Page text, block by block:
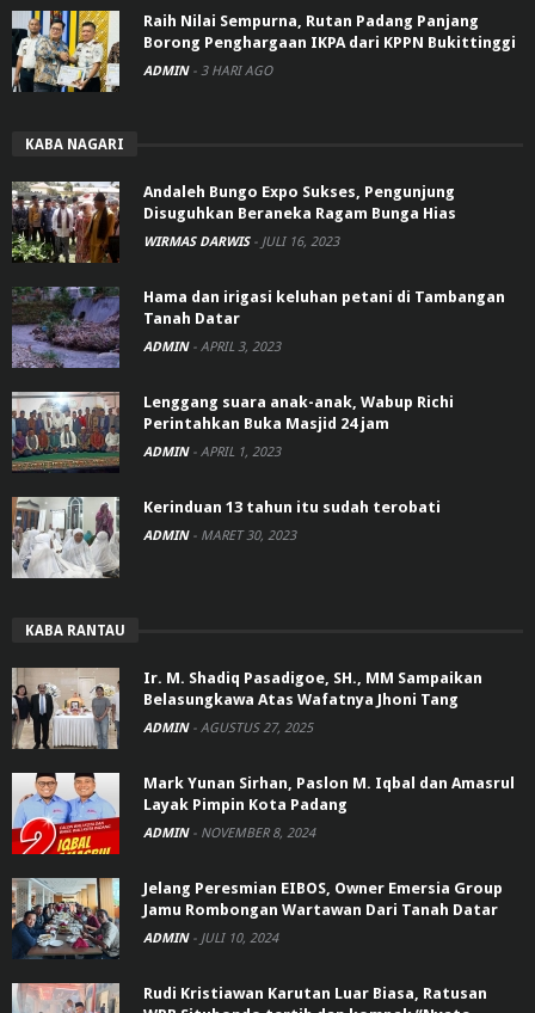
Raih Nilai Sempurna, Rutan Padang Panjang
Borong Penghargaan IKPA dari KPPN Bukittinggi
ADMIN - 3 HARI AGO
KABA NAGARI
Andaleh Bungo Expo Sukses, Pengunjung
Disuguhkan Beraneka Ragam Bunga Hias
WIRMAS DARWIS - JULI 16, 2023
Hama dan irigasi keluhan petani di Tambangan
Tanah Datar
ADMIN - APRIL 3, 2023
Lenggang suara anak-anak, Wabup Richi
Perintahkan Buka Masjid 24 jam
ADMIN - APRIL 1, 2023
Kerinduan 13 tahun itu sudah terobati
ADMIN - MARET 30, 2023
KABA RANTAU
Ir. M. Shadiq Pasadigoe, SH., MM Sampaikan
Belasungkawa Atas Wafatnya Jhoni Tang
ADMIN - AGUSTUS 27, 2025
Mark Yunan Sirhan, Paslon M. Iqbal dan Amasrul
Layak Pimpin Kota Padang
ADMIN - NOVEMBER 8, 2024
Jelang Peresmian EIBOS, Owner Emersia Group
Jamu Rombongan Wartawan Dari Tanah Datar
ADMIN - JULI 10, 2024
Rudi Kristiawan Karutan Luar Biasa, Ratusan